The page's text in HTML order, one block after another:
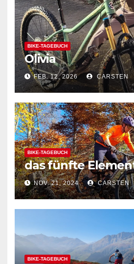
BIKE-TAGEBUCH
Olivia
FEB. 12, 2026 CARSTEN
BIKE-TAGEBUCH
das fünfte
NOV. 21, 2024 CARSTEN
BIKE-TAGEBUCH